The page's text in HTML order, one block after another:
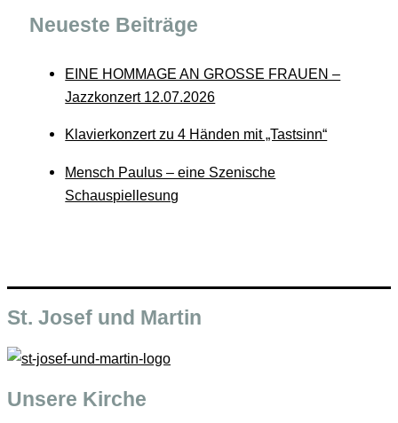
Neueste Beiträge
EINE HOMMAGE AN GROSSE FRAUEN –
Jazzkonzert 12.07.2026
Klavierkonzert zu 4 Händen mit „Tastsinn“
Mensch Paulus – eine Szenische
Schauspiellesung
St. Josef und Martin
Unsere Kirche